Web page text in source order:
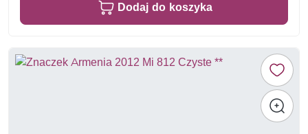
Dodaj do koszyka